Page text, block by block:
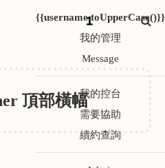
{{username.toUpperCase()}}
我的管理
Message
我的控台
需要協助
續約查詢
1
頂部橫幅